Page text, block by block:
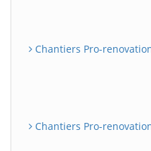
Chantiers Pro-
Chantiers Pro-